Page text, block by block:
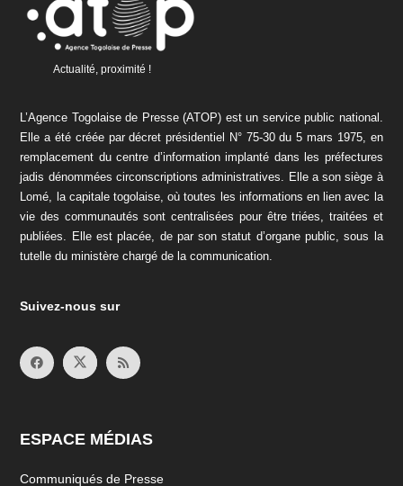
Actualité, proximité !
L’Agence Togolaise de Presse (ATOP) est un service public national.
Elle a été créée par décret présidentiel N° 75-30 du 5 mars 1975, en
remplacement du centre d’information implanté dans les préfectures
jadis dénommées circonscriptions administratives. Elle a son siège à
Lomé, la capitale togolaise, où toutes les informations en lien avec la
vie des communautés sont centralisées pour être triées, traitées et
publiées. Elle est placée, de par son statut d’organe public, sous la
tutelle du ministère chargé de la communication.
Suivez-nous sur
ESPACE MÉDIAS
Communiqués de Presse